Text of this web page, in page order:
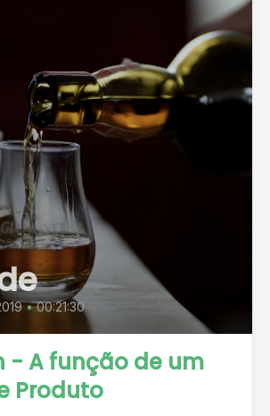
• 00:21:30
- A função de um
Produto